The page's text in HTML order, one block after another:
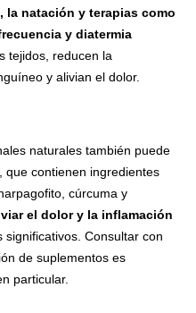
la natación y terapias como
y diatermia
tejidos, reducen la
y alivian el dolor.
naturales también puede
, que contienen ingredientes
cúrcuma y
el dolor y la inflamación
Consultar con
de suplementos es
particular.